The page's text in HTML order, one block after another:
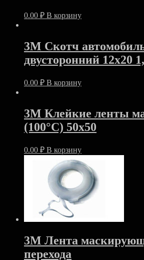
0.00 ₽ В корзину
3M Скотч
двусторонний 12х20
0.00 ₽ В корзину
3M Клейкие ленты
(100°С) 50х50
0.00 ₽ В корзину
3M Лента
перехода